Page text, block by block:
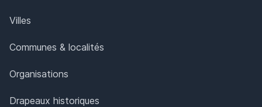
Villes
Communes & localités
Organisations
Drapeaux historiques